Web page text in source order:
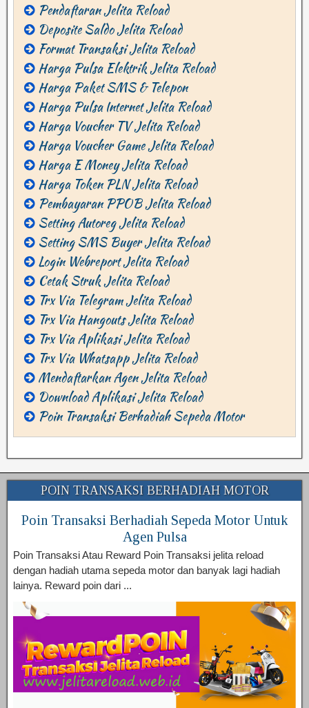
Pendaftaran Jelita Reload
Deposite Saldo Jelita Reload
Format Transaksi Jelita Reload
Harga Pulsa Elektrik Jelita Reload
Harga Paket SMS & Telepon
Harga Pulsa Internet Jelita Reload
Harga Voucher TV Jelita Reload
Harga Voucher Game Jelita Reload
Harga E Money Jelita Reload
Harga Token PLN Jelita Reload
Pembayaran PPOB Jelita Reload
Setting Autoreg Jelita Reload
Setting SMS Buyer Jelita Reload
Login Webreport Jelita Reload
Cetak Struk Jelita Reload
Trx Via Telegram Jelita Reload
Trx Via Hangouts Jelita Reload
Trx Via Aplikasi Jelita Reload
Trx Via Whatsapp Jelita Reload
Mendaftarkan Agen Jelita Reload
Download Aplikasi Jelita Reload
Poin Transaksi Berhadiah Sepeda Motor
POIN TRANSAKSI BERHADIAH MOTOR
Poin Transaksi Berhadiah Sepeda Motor Untuk
Agen Pulsa
Poin Transaksi Atau Reward Poin Transaksi jelita reload
dengan hadiah utama sepeda motor dan banyak lagi hadiah
lainya. Reward poin dari ...